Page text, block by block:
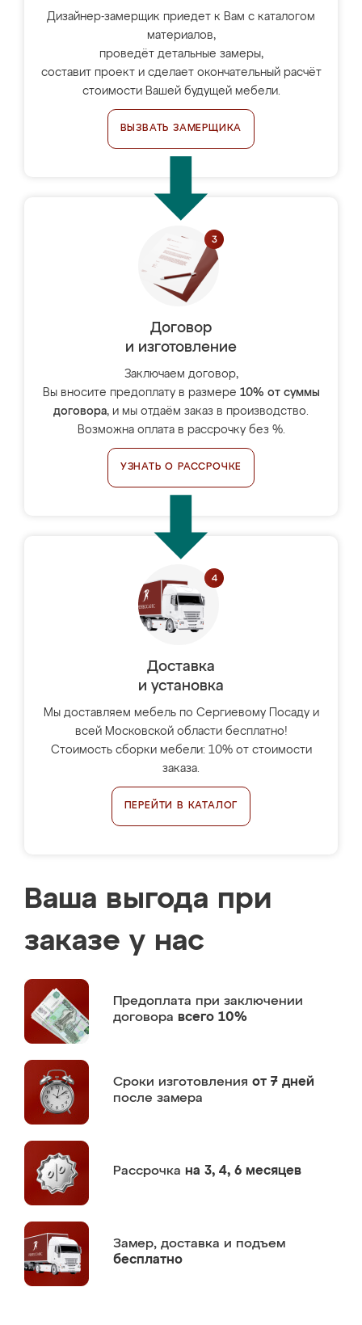
Дизайнер-замерщик приедет к Вам с каталогом
материалов,
проведёт детальные замеры,
составит проект и сделает окончательный расчёт
стоимости Вашей будущей мебели.
ВЫЗВАТЬ ЗАМЕРЩИКА
Договор
и изготовление
Заключаем договор,
Вы вносите предоплату в размере 10% от суммы
договора, и мы отдаём заказ в производство.
Возможна оплата в рассрочку без %.
УЗНАТЬ О РАССРОЧКЕ
Доставка
и установка
Мы доставляем мебель по Сергиевому Посаду и
всей Московской области бесплатно!
Стоимость сборки мебели: 10% от стоимости
заказа.
ПЕРЕЙТИ В КАТАЛОГ
Ваша выгода при
заказе у нас
Предоплата при заключении
договора всего 10%
Сроки изготовления от 7 дней
после замера
Рассрочка на 3, 4, 6 месяцев
Замер, доставка и подъем
бесплатно